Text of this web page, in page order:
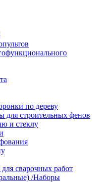
по дереву
для строительных фенов
и стеклу
сварочных работ
/Наборы